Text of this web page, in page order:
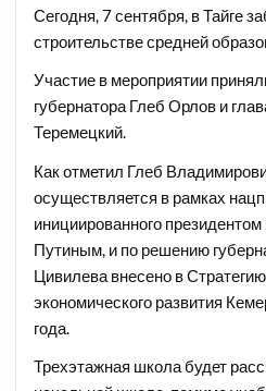
Сегодня, 7 сентября, в Тайге
строительстве средней
Участие в мероприятии
губернатора Глеб Орлов и
Теремецкий.
Как отметил Глеб
осуществляется в рамках
инициированного
Путиным, и по решению
Цивилева внесено в
экономического развития
года.
Трехэтажная школа будет